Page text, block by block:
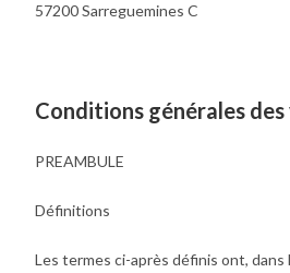
57200 Sarreguemines C
Conditions générales
PREAMBULE
Définitions
Les termes ci-après définis ont,